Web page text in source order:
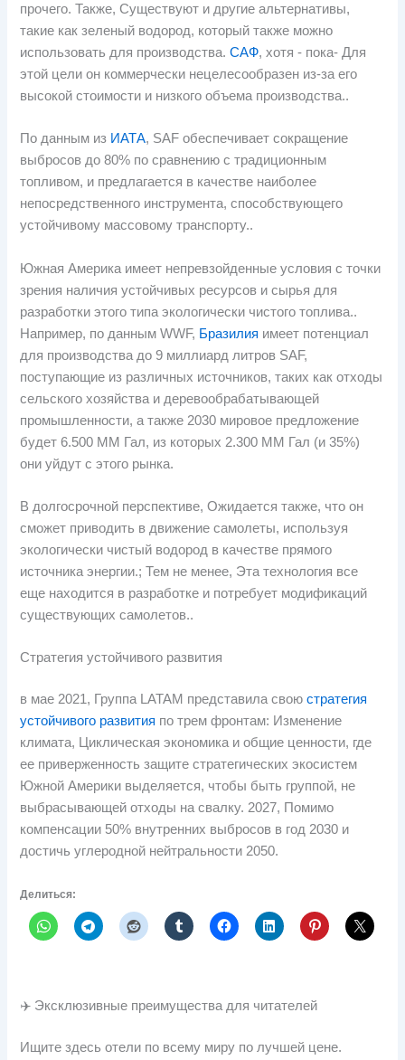
прочего. Также, Существуют и другие альтернативы,
такие как зеленый водород, который также можно
использовать для производства.САФ, хотя - пока- Для
этой цели он коммерчески нецелесообразен из-за его
высокой стоимости и низкого объема производства..
По данным из ИАТА, SAF обеспечивает сокращение
выбросов до 80% по сравнению с традиционным
топливом, и предлагается в качестве наиболее
непосредственного инструмента, способствующего
устойчивому массовому транспорту..
Южная Америка имеет непревзойденные условия с точки
зрения наличия устойчивых ресурсов и сырья для
разработки этого типа экологически чистого топлива..
Например, по данным WWF, Бразилия имеет потенциал
для производства до 9 миллиард литров SAF,
поступающие из различных источников, таких как отходы
сельского хозяйства и деревообрабатывающей
промышленности, а также 2030 мировое предложение
будет 6.500 ММ Гал, из которых 2.300 ММ Гал (и 35%)
они уйдут с этого рынка.
В долгосрочной перспективе, Ожидается также, что он
сможет приводить в движение самолеты, используя
экологически чистый водород в качестве прямого
источника энергии.; Тем не менее, Эта технология все
еще находится в разработке и потребует модификаций
существующих самолетов..
Стратегия устойчивого развития
в мае 2021, Группа LATAM представила своюстратегия
устойчивого развития по трем фронтам: Изменение
климата, Циклическая экономика и общие ценности, где
ее приверженность защите стратегических экосистем
Южной Америки выделяется, чтобы быть группой, не
выбрасывающей отходы на свалку. 2027, Помимо
компенсации 50% внутренних выбросов в год 2030 и
достичь углеродной нейтральности 2050.
Делиться:
✈️ Эксклюзивные преимущества для читателей
Ищите здесь отели по всему миру по лучшей цене.